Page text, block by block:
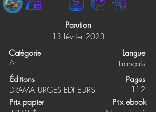
Parution
13 février 2023
Catégorie
Art
Langue
Français
Éditions
DRAMATURGES EDITEURS
Pages
112
Prix papier
Prix ebook
18.95$
Non précisé